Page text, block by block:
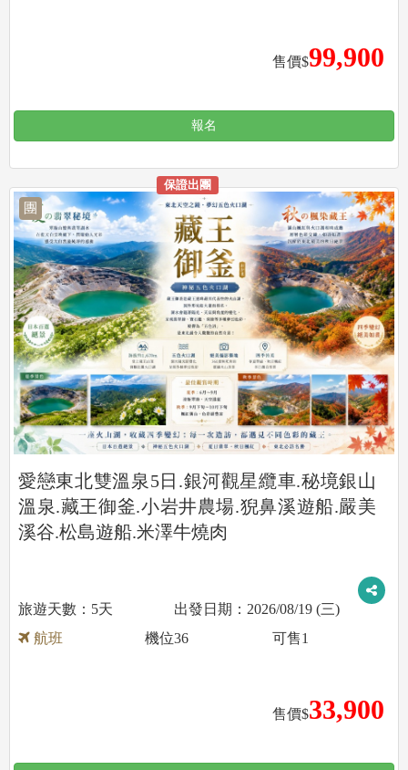
售價$99,900
報名
團
愛戀東北雙溫泉5日.銀河觀星纜車.秘境銀山
溫泉.藏王御釜.小岩井農場.猊鼻溪遊船.嚴美
溪谷.松島遊船.米澤牛燒肉
保證出團
5天
2026/08/19 (三)
航班
售價$33,900
機位36 可售1